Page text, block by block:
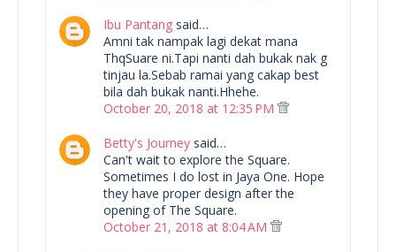
Ibu Pantang said…
Amni tak nampak lagi dekat mana
ThqSuare ni.Tapi nanti dah bukak nak g
tinjau la.Sebab ramai yang cakap best
bila dah bukak nanti.Hhehe.
October 20, 2018 at 12:35 PM
Betty's Journey said…
Can't wait to explore the Square.
Sometimes I do lost in Jaya One. Hope
they have proper design after the
opening of The Square.
October 21, 2018 at 8:04 AM